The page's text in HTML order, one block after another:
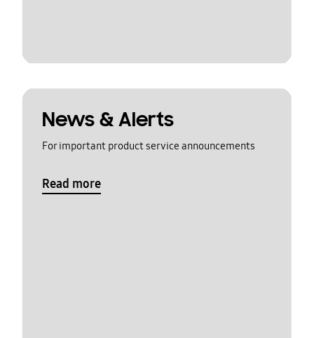
News & Alerts
For important product service announcements
Read more